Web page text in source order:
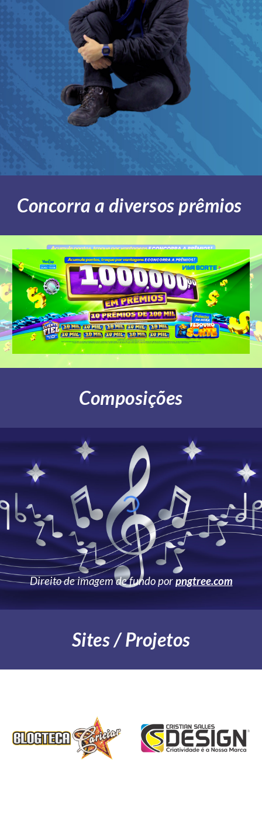
Concorra a diversos prêmios
Composições
Direito de imagem de fundo porpngtree.com
Sites / Projetos